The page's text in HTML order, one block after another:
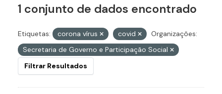
1 conjunto de dados encontrado
Etiquetas: corona vírus covid
Organizações:
Secretaria de Governo e Participação Social
Filtrar Resultados